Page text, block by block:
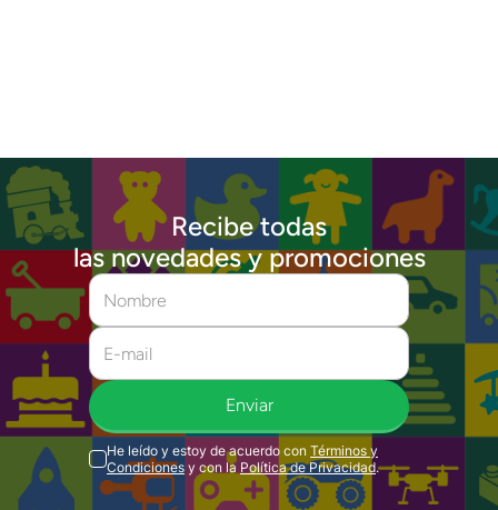
Recibe todas
las novedades y promociones
Enviar
He leído y estoy de acuerdo con Términos y
Condiciones y con la Política de Privacidad.